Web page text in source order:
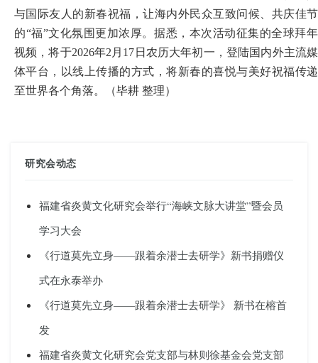
与国际友人的新春祝福，让海内外民众互致问候、共庆佳节
的“福”文化氛围更加浓厚。 据悉 ，本次活动征集的全球拜年
视频，将于2026年2月17日农历大年初一，登陆国内外主流媒
体平台，以线上传播的方式，将新春的喜悦与美好祝福传递
至世界各个角落。
（毕耕 整理）
研究会动态
福建省炎黄文化研究会举行“海峡文脉大讲堂”暨会员
学习大会
《行道莫先立身——跟着余潜士去研学》新书捐赠仪
式在永泰举办
《行道莫先立身——跟着余潜士去研学》 新书在榕首
发
福建省炎黄文化研究会党支部与林则徐基金会党支部